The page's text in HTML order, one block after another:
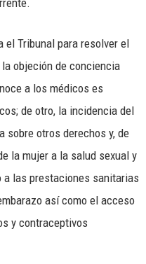
el Tribunal para resolver el
objeción de conciencia
a los médicos es
de otro, la incidencia del
sobre otros derechos y, de
la mujer a la salud sexual y
a las prestaciones sanitarias
así como el acceso
y contraceptivos